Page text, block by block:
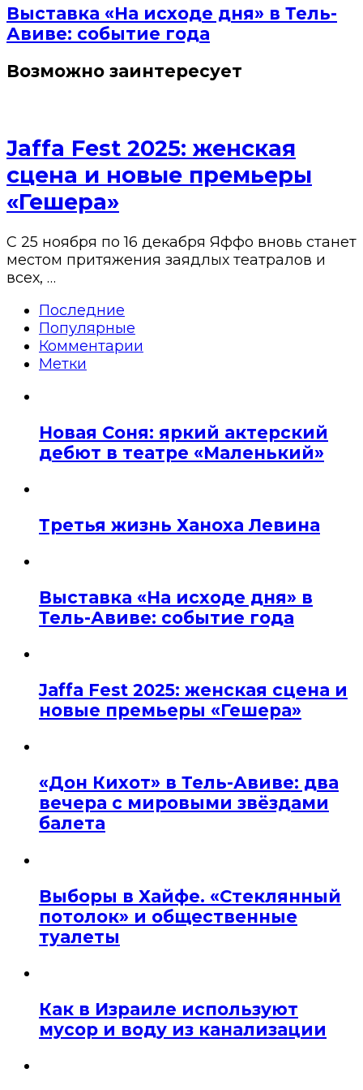
Выставка «На исходе дня» в Тель-
Авиве: событие года
Возможно заинтересует
Jaffa Fest 2025: женская
сцена и новые премьеры
«Гешера»
С 25 ноября по 16 декабря Яффо вновь станет
местом притяжения заядлых театралов и
всех, …
Последние
Популярные
Комментарии
Метки
Новая Соня: яркий актерский
дебют в театре «Маленький»
Третья жизнь Ханоха Левина
Выставка «На исходе дня» в
Тель-Авиве: событие года
Jaffa Fest 2025: женская сцена и
новые премьеры «Гешера»
«Дон Кихот» в Тель-Авиве: два
вечера с мировыми звёздами
балета
Выборы в Хайфе. «Стеклянный
потолок» и общественные
туалеты
Как в Израиле используют
мусор и воду из канализации